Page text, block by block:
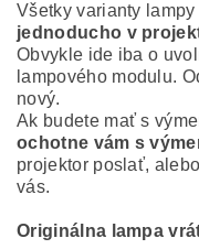
Všetky varianty
jednoducho v
Obvykle ide iba o
lampového modulu.
nový.
Ak budete mať s
ochotne vám s
projektor poslať,
vás.
Originálna lampa